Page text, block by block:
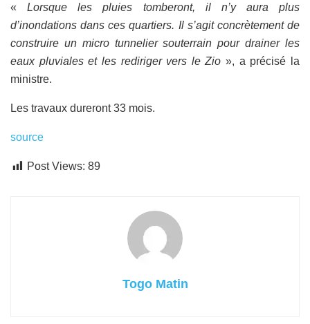
«Lorsque les pluies tomberont, il n’y aura plus
d’inondations dans ces quartiers. Il s’agit concrètement de
construire un micro tunnelier souterrain pour drainer les
eaux pluviales et les rediriger vers le Zio », a précisé la
ministre.
Les travaux dureront 33 mois.
source
Post Views: 89
Togo Matin